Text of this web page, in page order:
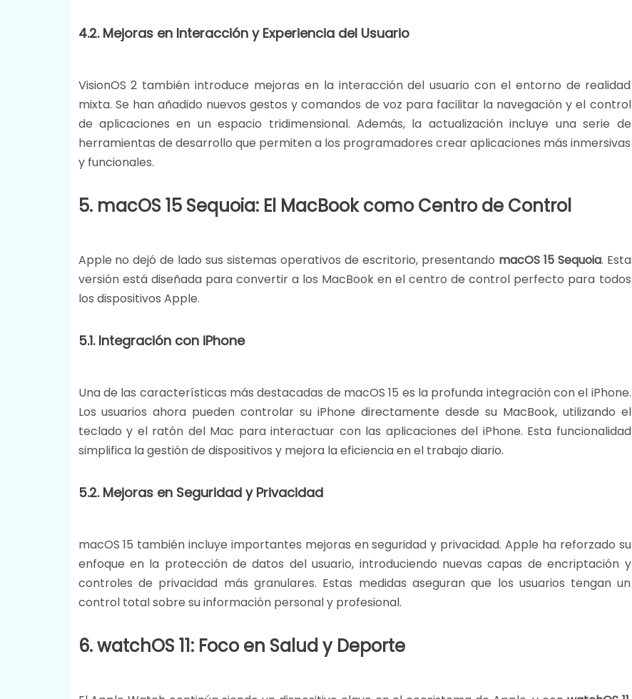
4.2. Mejoras en Interacción y Experiencia del Usuario
VisionOS 2 también introduce mejoras en la interacción del usuario con el entorno de realidad
mixta. Se han añadido nuevos gestos y comandos de voz para facilitar la navegación y el control
de aplicaciones en un espacio tridimensional. Además, la actualización incluye una serie de
herramientas de desarrollo que permiten a los programadores crear aplicaciones más inmersivas
y funcionales​.
5. macOS 15 Sequoia: El MacBook como Centro de Control
Apple no dejó de lado sus sistemas operativos de escritorio, presentando macOS 15 Sequoia. Esta
versión está diseñada para convertir a los MacBook en el centro de control perfecto para todos
los dispositivos Apple.
5.1. Integración con iPhone
Una de las características más destacadas de macOS 15 es la profunda integración con el iPhone.
Los usuarios ahora pueden controlar su iPhone directamente desde su MacBook, utilizando el
teclado y el ratón del Mac para interactuar con las aplicaciones del iPhone. Esta funcionalidad
simplifica la gestión de dispositivos y mejora la eficiencia en el trabajo diario​.
5.2. Mejoras en Seguridad y Privacidad
macOS 15 también incluye importantes mejoras en seguridad y privacidad. Apple ha reforzado su
enfoque en la protección de datos del usuario, introduciendo nuevas capas de encriptación y
controles de privacidad más granulares. Estas medidas aseguran que los usuarios tengan un
control total sobre su información personal y profesional​.
6. watchOS 11: Foco en Salud y Deporte